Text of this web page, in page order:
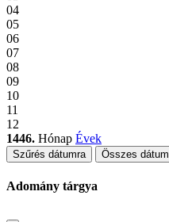
04
05
06
07
08
09
10
11
12
1446. Hónap Évek
Szűrés dátumra Összes dátum
Adomány tárgya